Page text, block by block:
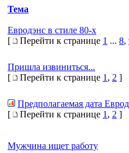
Тема
Евродэнс в стиле 80-х
[
Перейти к странице 1 ... 8,
Пришла извиниться...
[
Перейти к странице 1 , 2 ]
Предполагаемая дата
[
Перейти к странице 1 , 2 ]
Мужчина ищет работу